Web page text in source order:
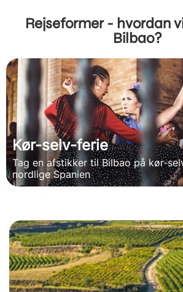
Rejseformer - hvordan
Bilbao?
Kør-selv-ferie
Tag en afstikker til Bilbao på kør-
nordlige Spanien